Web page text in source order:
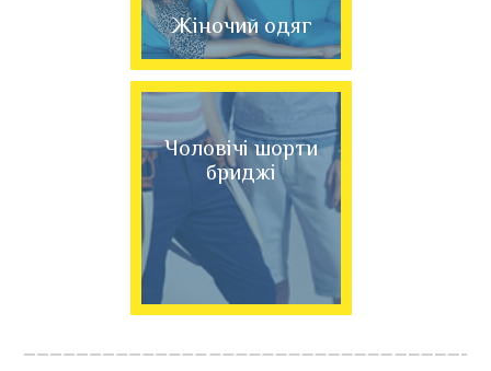
Жіночий одяг
Чоловічі шорти
бриджі